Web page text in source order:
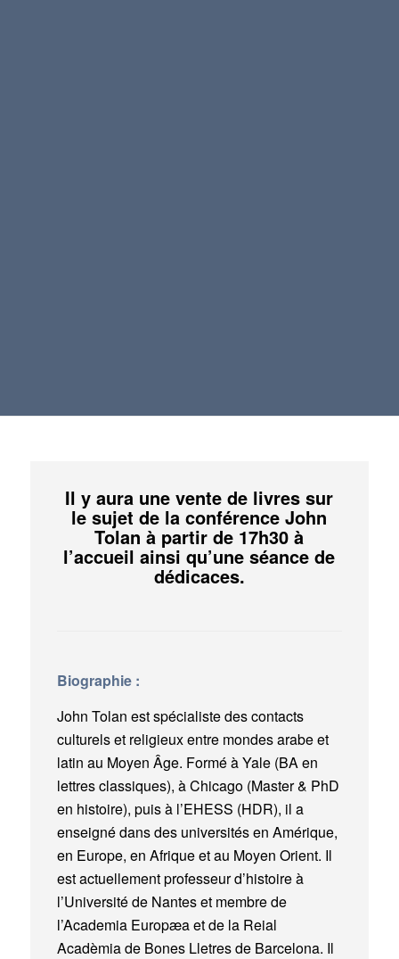
Il y aura une vente de livres sur
le sujet de la conférence John
Tolan à partir de 17h30 à
l’accueil ainsi qu’une séance de
dédicaces.
Biographie :
John Tolan est spécialiste des contacts
culturels et religieux entre mondes arabe et
latin au Moyen Âge. Formé à Yale (BA en
lettres classiques), à Chicago (Master & PhD
en histoire), puis à l’EHESS (HDR), il a
enseigné dans des universités en Amérique,
en Europe, en Afrique et au Moyen Orient. Il
est actuellement professeur d’histoire à
l’Université de Nantes et membre de
l’Academia Europæa et de la Reial
Acadèmia de Bones Lletres de Barcelona. Il